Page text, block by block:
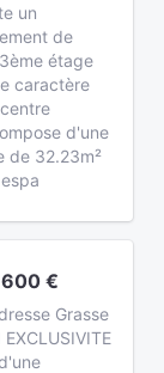
un
de
étage
caractère
d'une
de 32.23m²
600 €
Grasse